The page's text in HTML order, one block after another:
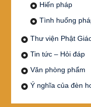
Hiến pháp
Tình huống
Thư viện Phật
Tin tức – Hỏi đáp
Văn phòng phẩm
Ý nghĩa của đèn